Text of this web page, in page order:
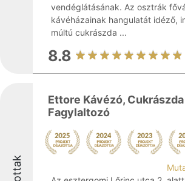
vendéglátásának. Az osztrák
kávéházainak hangulatát idéző,
múltú cukrászda ...
8.8
Ettore Kávézó,
Fagylaltozó